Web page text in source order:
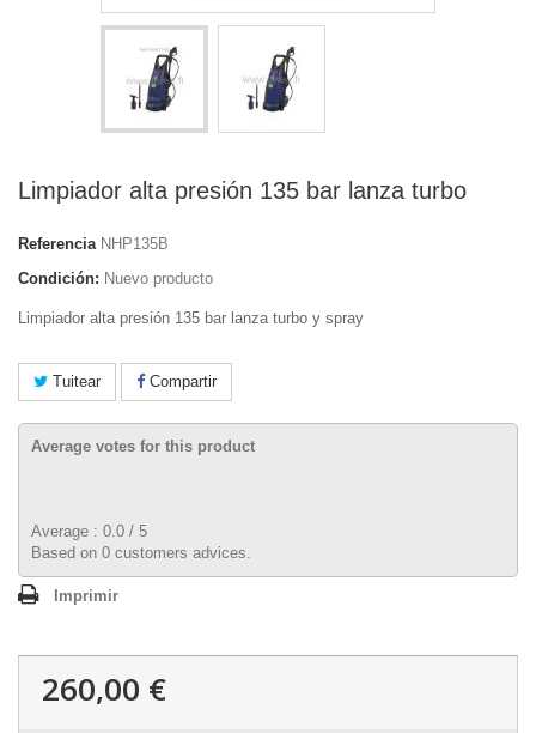
Limpiador alta presión 135 bar lanza turbo
Referencia NHP135B
Condición: Nuevo producto
Limpiador alta presión 135 bar lanza turbo y spray
Tuitear Compartir
Average votes for this product
Average : 0.0 / 5
Based on 0 customers advices.
Imprimir
260,00 €